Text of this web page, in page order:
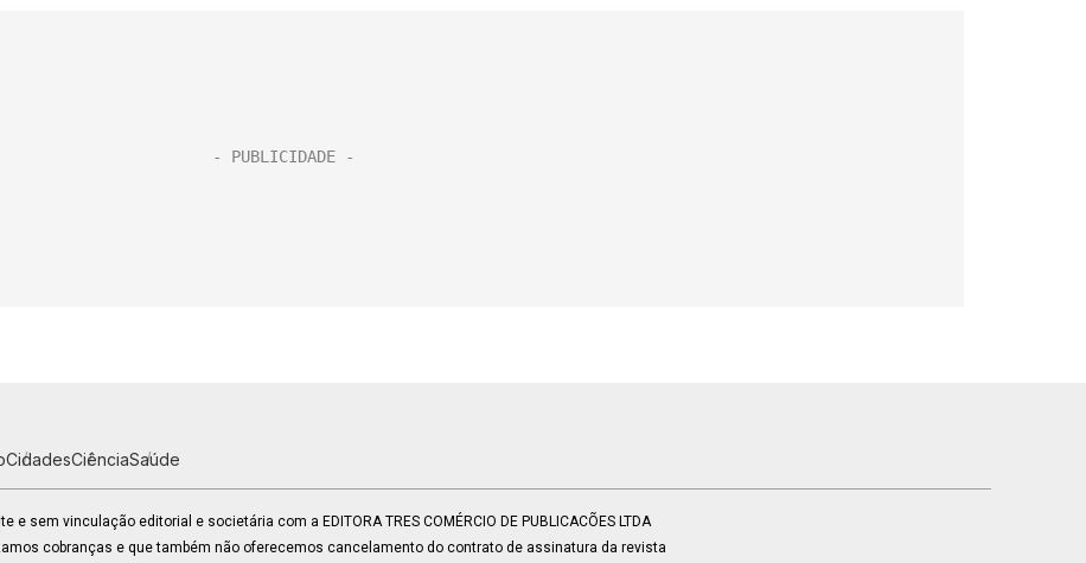
CidadesCiênciaSaúde
e sem vinculação editorial e societária com a EDITORA TRES COMÉRCIO DE PUBLICACÕES LTDA
cobranças e que também não oferecemos cancelamento do contrato de assinatura da revista